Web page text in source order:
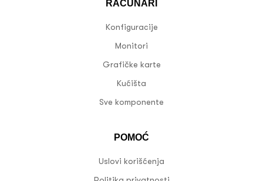
RAČUNARI
Konfiguracije
Monitori
Grafičke karte
Kućišta
Sve komponente
POMOĆ
Uslovi korišćenja